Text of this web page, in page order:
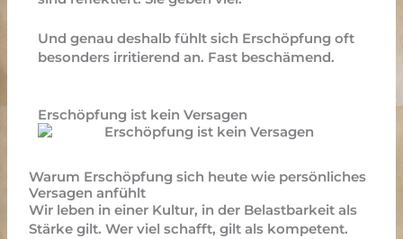
Und genau deshalb fühlt sich Erschöpfung oft
besonders irritierend an. Fast beschämend.
Erschöpfung ist kein Versagen
Warum Erschöpfung sich heute wie persönliches
Versagen anfühlt
Wir leben in einer Kultur, in der Belastbarkeit als
Stärke gilt.Wer viel schafft, gilt als kompetent.